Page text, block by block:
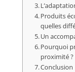
Produits
quelles
Un
Pourquoi
proximité ?
Conclusion